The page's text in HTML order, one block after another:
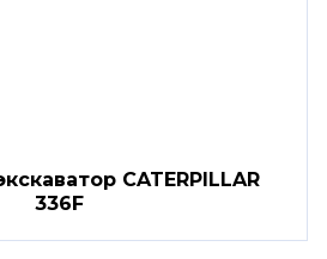
CATERPILLAR
336F